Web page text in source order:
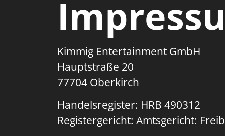
Kimmig Entertainment GmbH
Hauptstraße 20
77704 Oberkirch
Handelsregister: HRB 490312
Registergericht: Amtsgericht: